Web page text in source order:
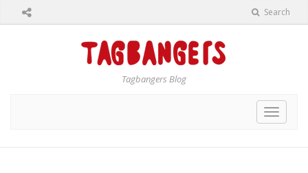
Search
Tagbangers Blog
Toggle